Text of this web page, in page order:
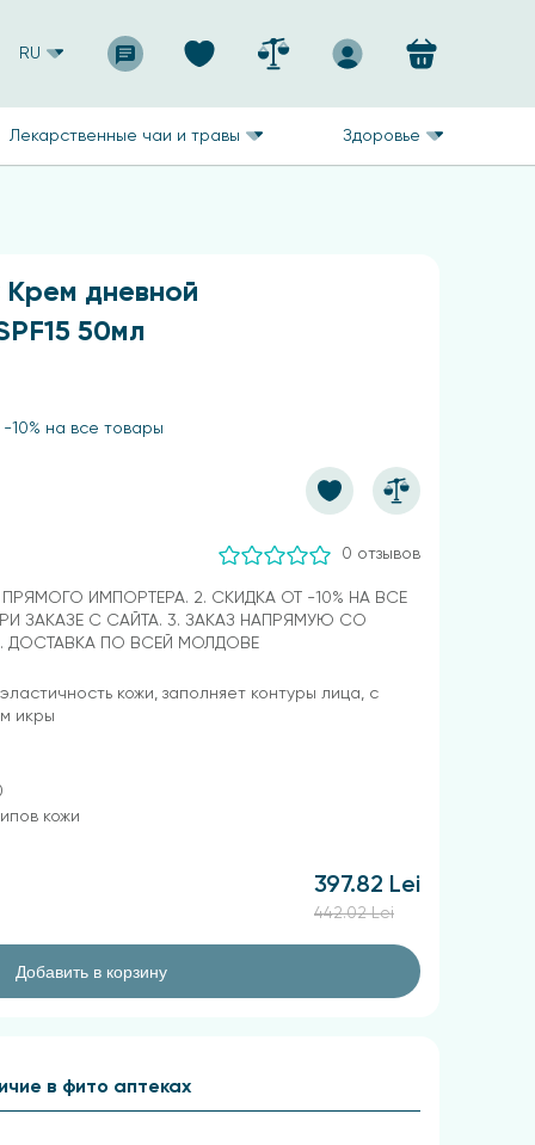
RU
Лекарственные чаи и травы Здоровье
Крем дневной
50мл
10% на все товары
0 отзывов
ПРЯМОГО ИМПОРТЕРА. 2. СКИДКА ОТ -10% НА ВСЕ
ЗАКАЗЕ С САЙТА. 3. ЗАКАЗ НАПРЯМУЮ СО
ДОСТАВКА ПО ВСЕЙ МОЛДОВЕ
кожи, заполняет контуры лица, с
икры
кожи
397.82 Lei
442.02 Lei
Добавить в корзину
в фито аптеках